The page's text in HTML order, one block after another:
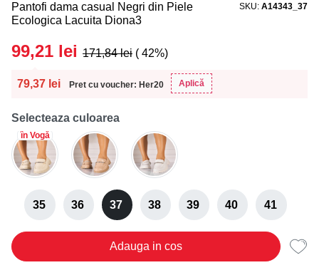
Pantofi dama casual Negri din Piele
Ecologica Lacuita Diona3
SKU A14343_37
79,37 lei Pret cu voucher: Her20 Aplică
99,21 lei 171,84lei ( 42%)
Selecteaza culoarea
în Vogă
35 36 37 38 39 40 41
Adauga in cos